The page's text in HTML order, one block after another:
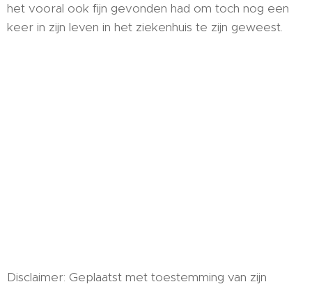
het vooral ook fijn gevonden had om toch nog een
keer in zijn leven in het ziekenhuis te zijn geweest.
Disclaimer: Geplaatst met toestemming van zijn